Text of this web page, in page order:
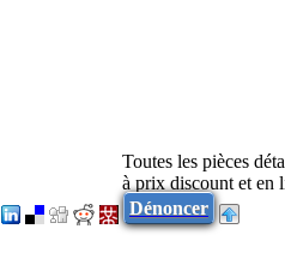
Toutes les pièces
à prix discount et
Dénoncer